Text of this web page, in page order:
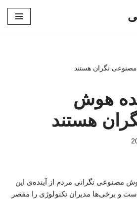
نگران هستند
هوش
هستند
مصنوعی نگرانی مردم از آینده‌ی این
و برخی‌ها مدیران تکنولوژی را مقصر